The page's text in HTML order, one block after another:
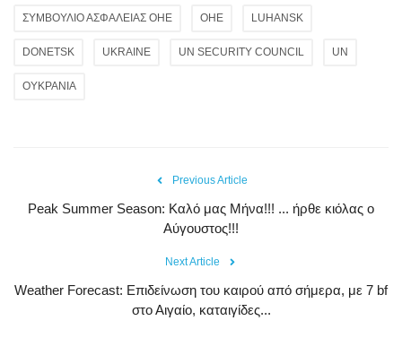
ΣΥΜΒΟΥΛΙΟ ΑΣΦΑΛΕΙΑΣ ΟΗΕ ΟΗΕ LUHANSK
DONETSK UKRAINE UN SECURITY COUNCIL UN
ΟΥΚΡΑΝΙΑ
Previous Article
Peak Summer Season: Kαλό μας Μήνα!!! ... ήρθε κιόλας ο
Αύγουστος!!!
Next Article
Weather Forecast: Επιδείνωση του καιρού από σήμερα, με 7 bf
στο Αιγαίο, καταιγίδες...